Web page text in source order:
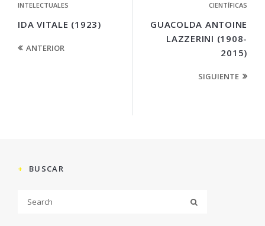
INTELECTUALES
IDA VITALE (1923)
ANTERIOR
CIENTÍFICAS
GUACOLDA ANTOINE
LAZZERINI (1908-
2015)
SIGUIENTE
BUSCAR